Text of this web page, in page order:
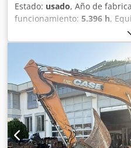
Estado: usado, Año de
funcionamiento: 5.396 h,
,
19 200 kg Potencia: 122 kW
trabajo: 5396
acondicionado - Radio -
Dispositivos y rejillas de
parte delantera - Pala
hidráulicamente) Con gusto
también en el área de
de nuestros socios. Todos
error y omisión.